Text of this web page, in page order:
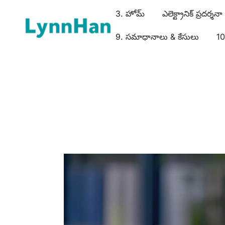
3. హోమ్ ఎలెక్ట్రానిక్ ప్రదర్శనా
9. సమాధానాలు & కేసులు